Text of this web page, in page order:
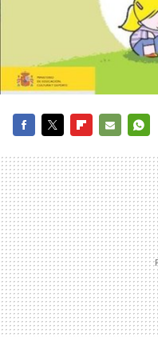
MAIL